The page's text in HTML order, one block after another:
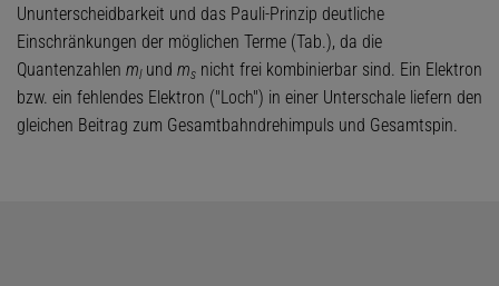
Ununterscheidbarkeit und das Pauli-Prinzip deutliche
Einschränkungen der möglichen Terme (Tab.), da die
Quantenzahlen mlund ms nicht frei kombinierbar sind. Ein Elektron
bzw. ein fehlendes Elektron ("Loch") in einer Unterschale liefern den
gleichen Beitrag zum Gesamtbahndrehimpuls und Gesamtspin.